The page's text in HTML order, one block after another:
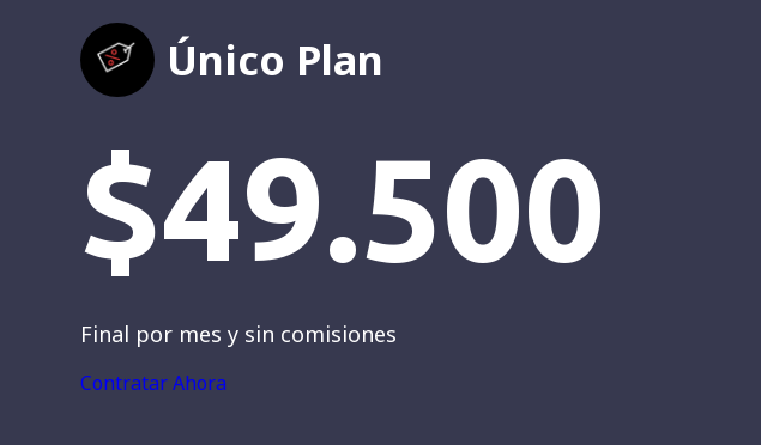
Único Plan
$49.500
Final por mes y sin comisiones
Contratar Ahora